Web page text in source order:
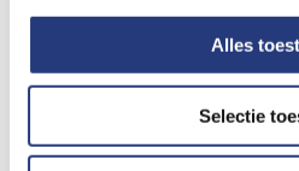
Alles
Selectie
Herstel
maagoperatie